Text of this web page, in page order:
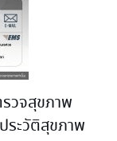
วจสุขภาพ
ระวัติสุขภาพ